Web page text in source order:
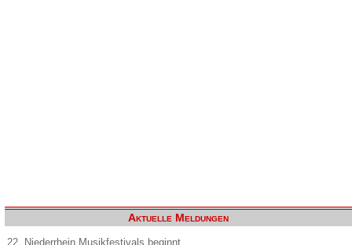
Aktuelle Meldungen
22. Niederrhein Musikfestivals beginnt